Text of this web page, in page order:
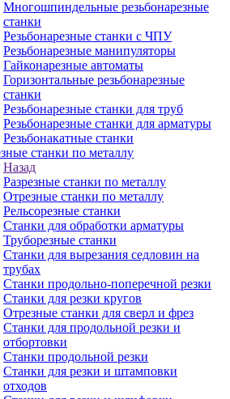
Многошпиндельные резьбонарезные
станки
Резьбонарезные станки с ЧПУ
Резьбонарезные манипуляторы
Гайконарезные автоматы
Горизонтальные резьбонарезные
станки
Резьбонарезные станки для труб
Резьбонарезные станки для арматуры
Резьбонакатные станки
станки по металлу
Назад
Разрезные станки по металлу
Отрезные станки по металлу
Рельсорезные станки
Станки для обработки арматуры
Труборезные станки
Станки для вырезания седловин на
трубаx
Станки продольно-поперечной резки
Станки для резки кругов
Отрезные станки для сверл и фрез
Станки для продольной резки и
отбортовки
Станки продольной резки
Станки для резки и штамповки
отходов